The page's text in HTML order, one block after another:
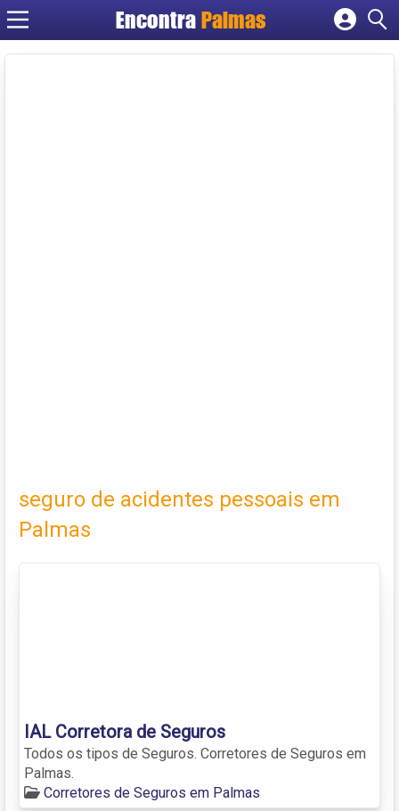
Encontra Palmas
Cadastrar empresa
seguro de acidentes pessoais em
Palmas
IAL Corretora de Seguros
Todos os tipos de Seguros. Corretores de Seguros em
Palmas.
Corretores de Seguros em Palmas